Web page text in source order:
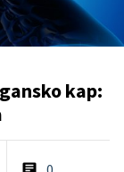
kap: